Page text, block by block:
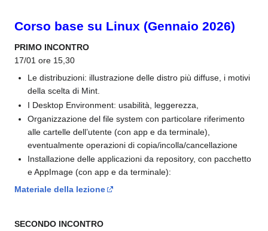
Corso base su Linux (Gennaio 2026)
PRIMO INCONTRO
17/01 ore 15,30
Le distribuzioni: illustrazione delle distro più diffuse, i motivi
della scelta di Mint.
I Desktop Environment: usabilità, leggerezza,
Organizzazione del file system con particolare riferimento
alle cartelle dell’utente (con app e da terminale),
eventualmente operazioni di copia/incolla/cancellazione
Installazione delle applicazioni da repository, con pacchetto
e AppImage (con app e da terminale):
Materiale della lezione
SECONDO INCONTRO